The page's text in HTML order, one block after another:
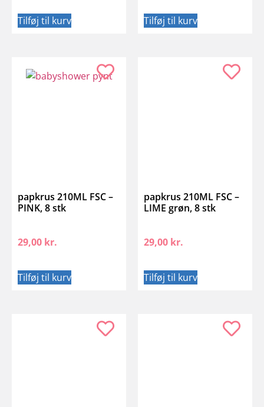
Tilføj til kurv Tilføj til kurv
papkrus 210ML FSC –
PINK, 8 stk
29,00 kr.
Tilføj til kurv
papkrus 210ML FSC –
LIME grøn, 8 stk
29,00 kr.
Tilføj til kurv